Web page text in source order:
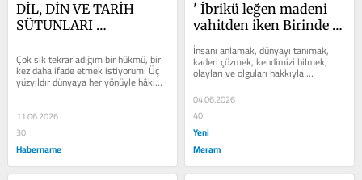
DİL, DİN VE TARİH
SÜTUNLARI
ÜMMET AYAĞA
KALKAMAZ
Çok sık tekrarladığım bir hükmü, bir
kez daha ifade etmek istiyorum: Üç
yüzyıldır dünyaya her yönüyle hâkim
olan Batı medeniyeti, ne...
11.06.2026
30
Habername
' İbrikü leğen madeni
vahitden iken Birinde
su pak olur birinde
napak'
İnsanı anlamak, dünyayı tanımak,
kaderi çözmek, kendimizi bilmek,
olayları ve olguları hakkıyla
değerlendirip kavramak ne kadar zor,
ne...
04.06.2026
40
Yeni
Meram